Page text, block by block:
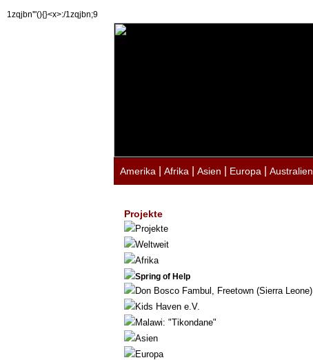
1zqjbn'"(){}<x>:/1zqjbn;9
Amerika Afrika Asien Europa Australien
Projekte
Projekte
Weltweit
Afrika
Spring of Help
Don Bosco Fambul, Freetown (Sierra Leone)
Kids Haven e.V.
Malawi: "Tikondane"
Asien
Europa